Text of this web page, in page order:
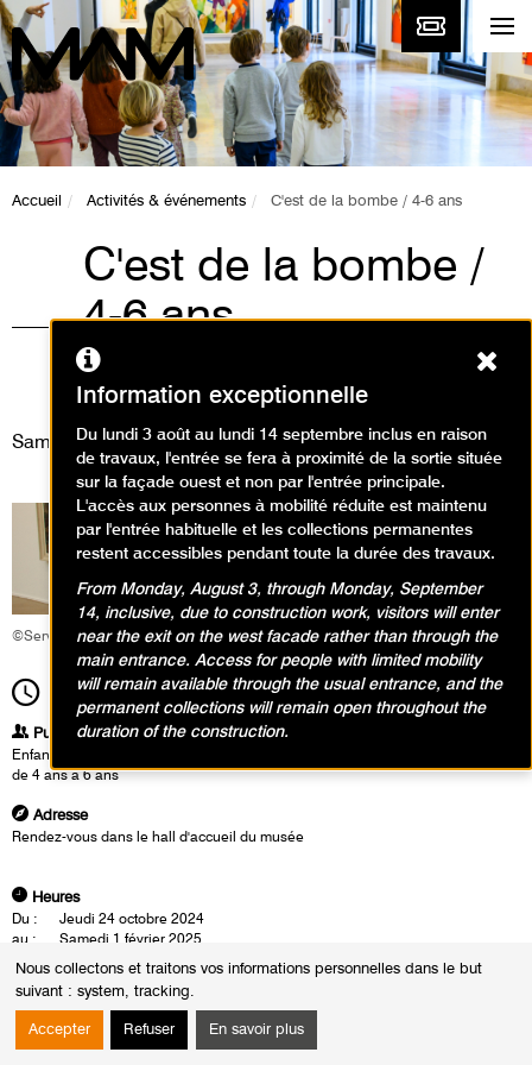
Nous collectons et traitons vos informations personnelles dans le but
suivant : system, tracking.
Accepter Refuser En savoir plus
Accueil Activités & événements C'est de la bombe / 4-6 ans
C'est de la bombe /
4-6 ans
Animations / Ateliers en arts
plastiques
Samedi 1 février 2025
©Service éducatif et culturel
11h00 Durée1h30
Publics
Enfants / Ados
de 4 ans à 6 ans
Adresse
Rendez-vous dans le hall d'accueil du musée
Heures
Du :
Jeudi 24 octobre 2024
au :
Samedi 1 février 2025
Le :
Samedi 1 février 2025 de 11h00 à 12h30
Les enfants découvrent l’âge atomique à travers des œuvres «explosives»
comme celles de Jackson Pollock. Chaque éclaboussure de peinture
reflète énergie et puissance. Ils s’en inspirent ensuite pour réaliser leur
Information exceptionnelle
Du lundi 3 août au lundi 14 septembre inclus en raison
de travaux, l'entrée se fera à proximité de la sortie située
sur la façade ouest et non par l'entrée principale.
L'accès aux personnes à mobilité réduite est maintenu
par l'entrée habituelle et les collections permanentes
restent accessibles pendant toute la durée des travaux.
From Monday, August 3, through Monday, September
14, inclusive, due to construction work, visitors will enter
near the exit on the west facade rather than through the
main entrance. Access for people with limited mobility
will remain available through the usual entrance, and the
permanent collections will remain open throughout the
duration of the construction.